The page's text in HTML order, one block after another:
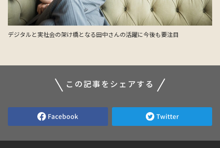
デジタルと実社会の架け橋となる田中さんの活躍に今後も要注目
この記事をシェアする